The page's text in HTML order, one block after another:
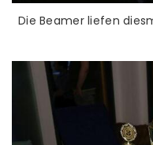
Die Beamer liefen